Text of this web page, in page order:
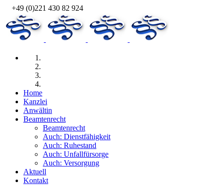
+49 (0)221 430 82 924
Home
Kanzlei
Anwältin
Beamtenrecht
Beamtenrecht
Auch: Dienst­fähig­keit
Auch: Ruhe­stand
Auch: Unfall­für­sorge
Auch: Versor­gung
Aktuell
Kontakt